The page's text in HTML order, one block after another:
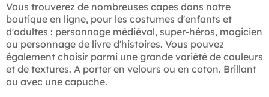
Vous trouverez de nombreuses capes dans notre
boutique en ligne, pour les costumes d'enfants et
d'adultes : personnage médiéval, super-héros, magicien
ou personnage de livre d'histoires. Vous pouvez
également choisir parmi une grande variété de couleurs
et de textures. A porter en velours ou en coton. Brillant
ou avec une capuche.